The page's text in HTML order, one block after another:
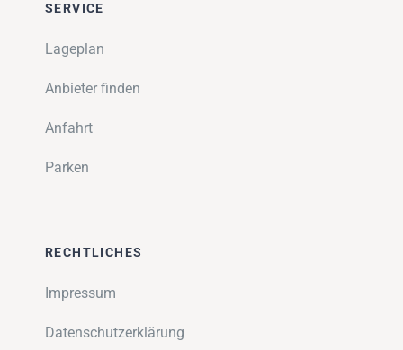
SERVICE
Lageplan
Anbieter finden
Anfahrt
Parken
RECHTLICHES
Impressum
Datenschutzerklärung